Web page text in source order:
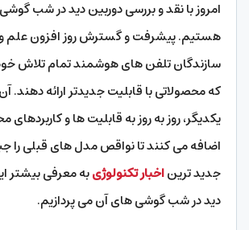
امروز با نقد و بررسی دوربین دید در شب
هستیم. پیشرفت و گسترش روز افزون علم و
سازندگان تلفن های هوشمند تمام تلاش خود
که محصولاتی با قابلیت جدیدتر ارائه دهند.
یکدیگر، روز به روز به قابلیت ها و
اضافه می کنند تا نواقص مدل های قبلی را
جدید تریناخبار تکنولوژیبه معرفی بیشتر
دید در شب گوشی های آن می پردازیم.